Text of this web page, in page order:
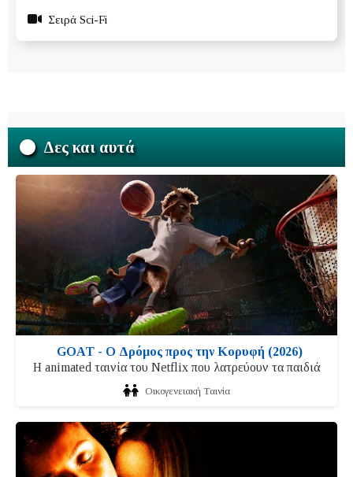
Σειρά Sci-Fi
Δες και αυτά
GOAT - Ο Δρόμος προς την Κορυφή (2026)
Η animated ταινία του Netflix που λατρεύουν τα παιδιά
Οικογενειακή Ταινία